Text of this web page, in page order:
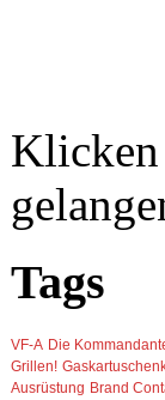
Klicken
Tags
VF-A Die
Grillen!
Ausrüstung Brand